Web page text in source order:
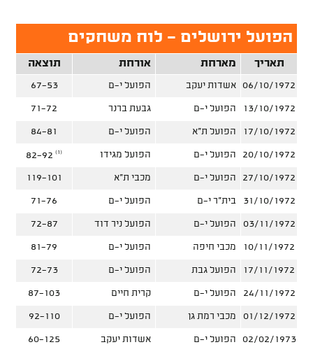
הפועל ירושלים - לוח משחקים
תאריך מארחת אורחת תוצאה
06/10/1972 אשדות יעקב הפועל י-ם 67-53
13/10/1972 הפועל י-ם גבעת ברנר 71-72
17/10/1972 הפועל ת"א הפועל י-ם 84-81
20/10/1972 הפועל י-ם הפועל מגידו 82-92 (1)
27/10/1972 הפועל י-ם מכבי ת"א 119-101
31/10/1972 בית"ר י-ם הפועל י-ם 71-76
03/11/1972 הפועל י-ם הפועל ניר דוד 72-87
10/11/1972 מכבי חיפה הפועל י-ם 81-79
17/11/1972 הפועל גבת הפועל י-ם 72-73
24/11/1972 הפועל י-ם קרית חיים 87-103
01/12/1972 מכבי רמת גן הפועל י-ם 92-110
02/02/1973 הפועל י-ם אשדות יעקב 60-125